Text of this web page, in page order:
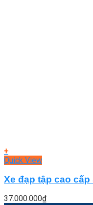
+
Quick View
Xe đạp tập cao cấp
37.000.000₫